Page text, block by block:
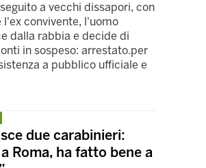
a vecchi dissapori, con
l'ex convivente, l'uomo
dalla rabbia e decide di
in sospeso: arrestato.per
a pubblico ufficiale e
due carabinieri:
Roma, ha fatto bene a